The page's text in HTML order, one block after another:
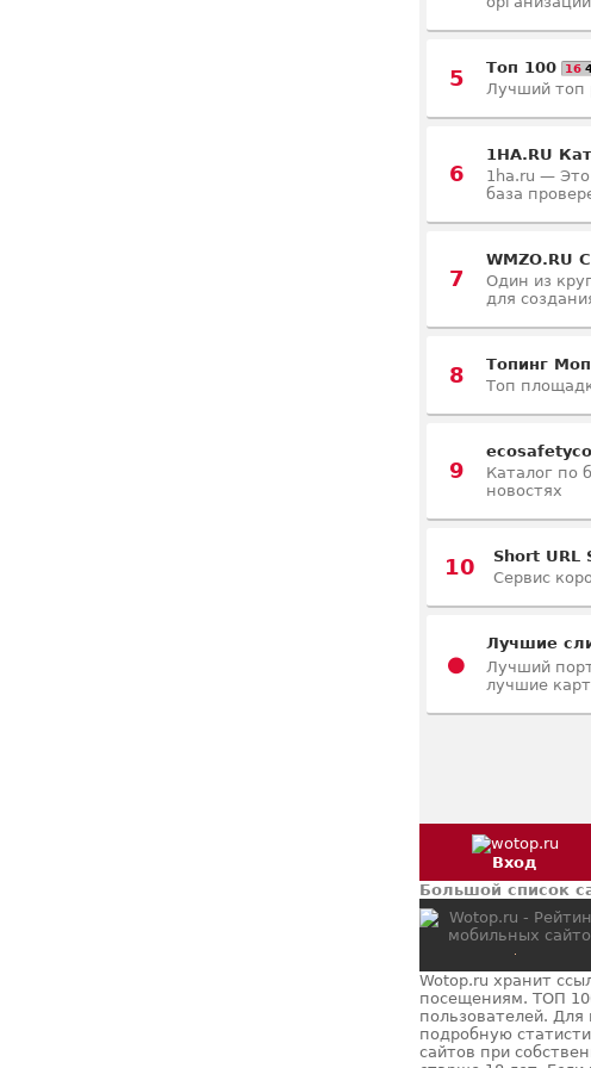
5 Топ 100 16
Лучший топ
6
1HA.RU
1ha.ru —
база
7
WMZO.RU
Один из
для
8 Топинг
Топ
9
Каталог по
новостях
10 Short URL
Сервис
●
Лучшие
Лучший
лучшие
Вход
Большой список
Wotop.ru хранит
посещениям. ТОП
пользователей.
подробную
сайтов при